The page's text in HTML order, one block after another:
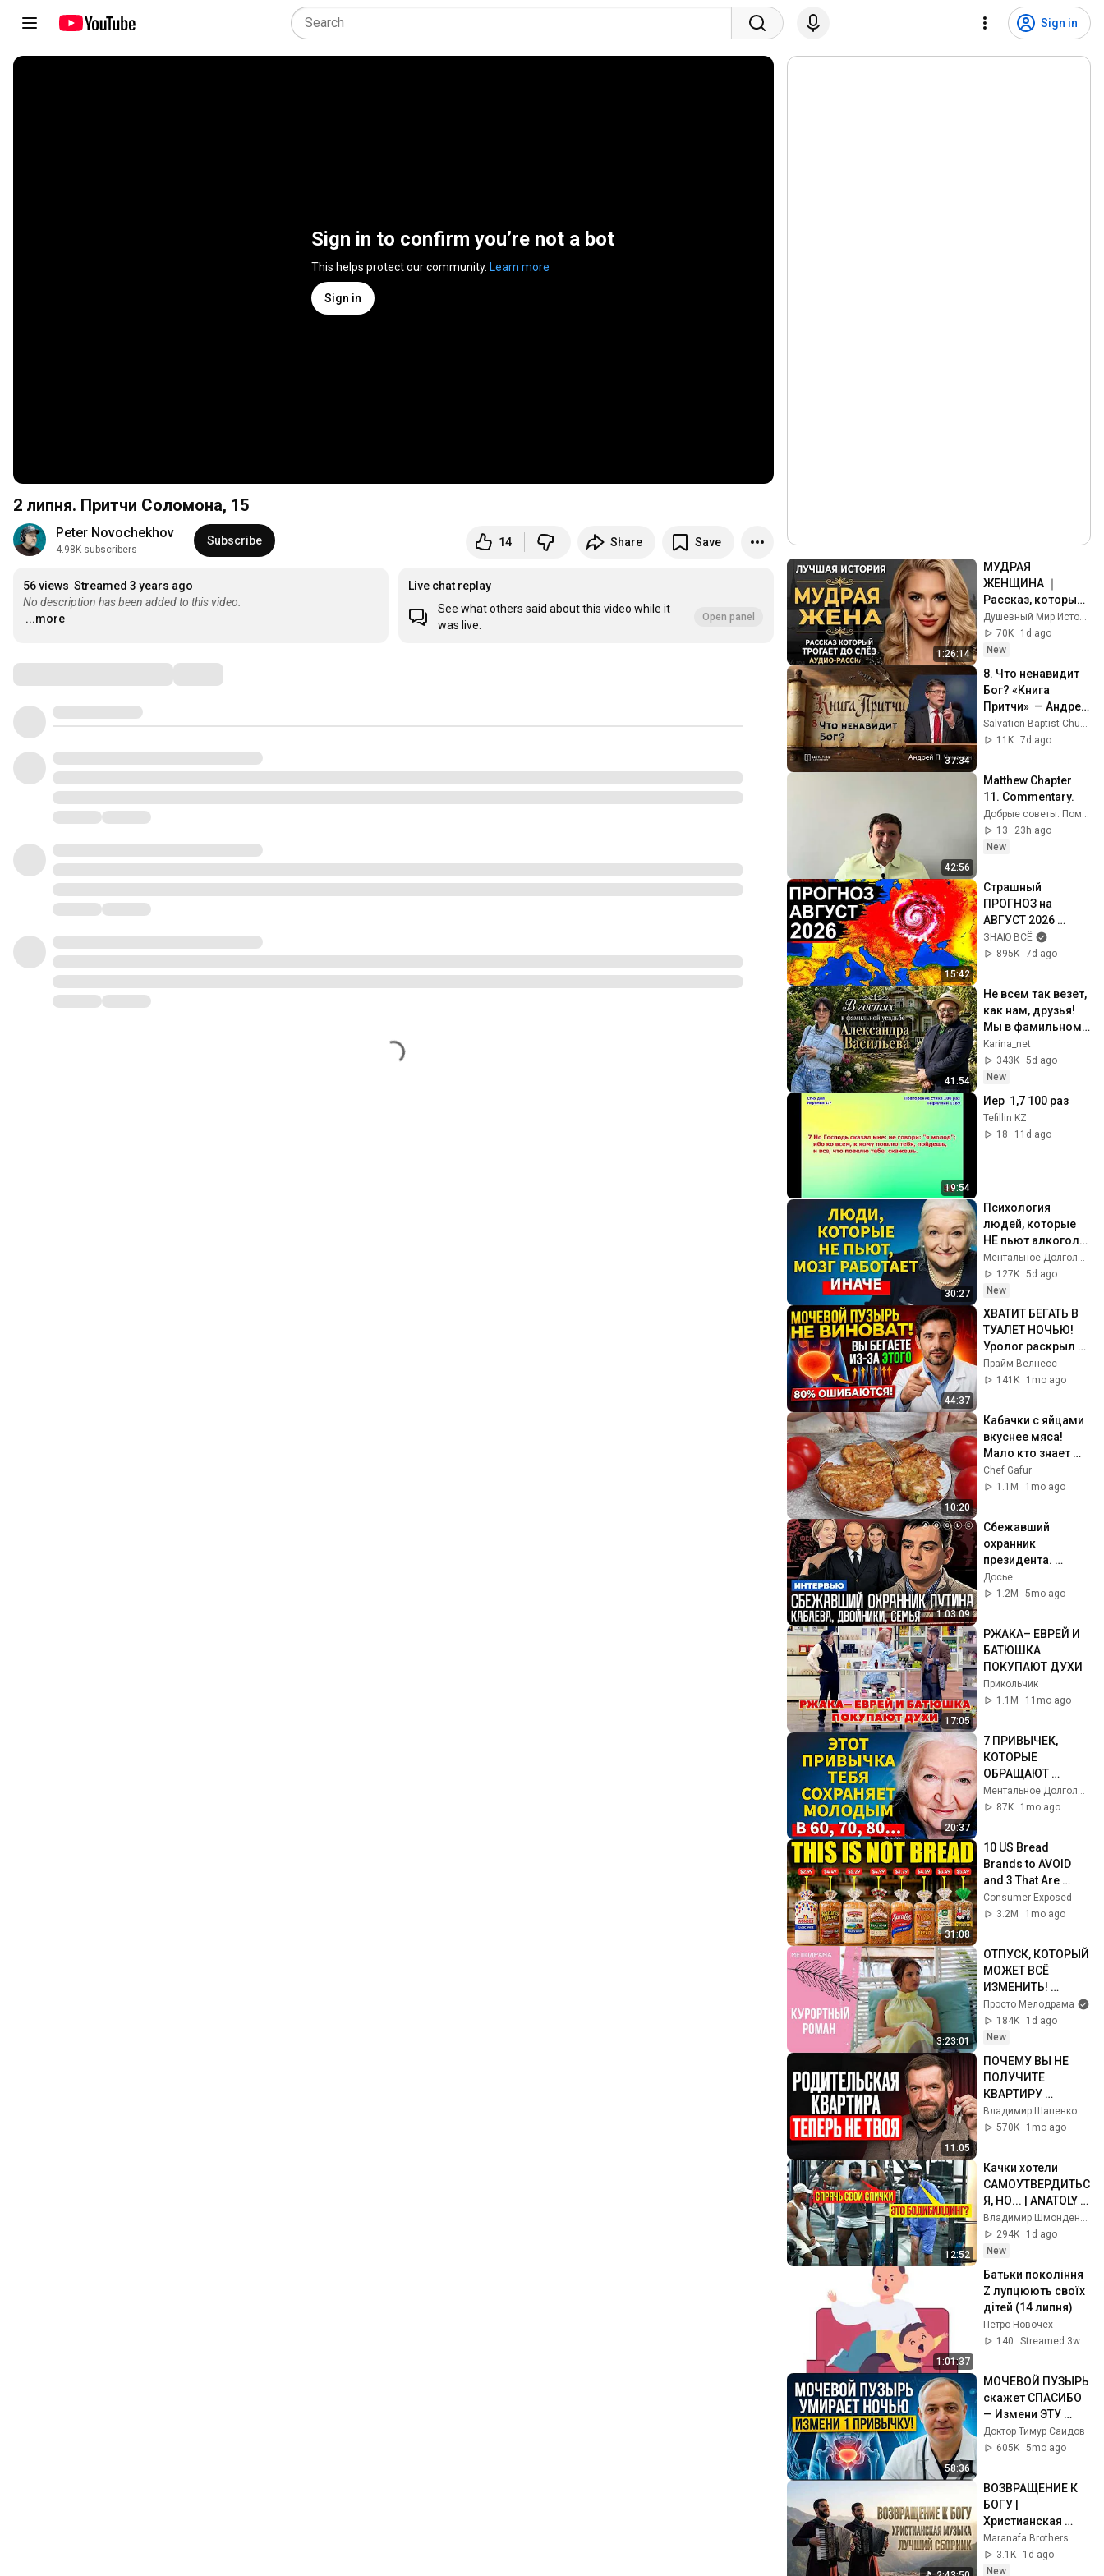
Sign in
Sign in to confirm you’re not a bot
This helps protect our community. Learn more
Sign in
2 липня. Притчи Соломона, 15
Peter Novochekhov
4.98K subscribers
Subscribe 14 Share Save
56 views Streamed 3 years ago
No description has been added to this video.
...more
Live chat replay
See what others said about this video while it
was live.
Open panel
1:26:14
МУДРАЯ
ЖЕНЩИНА ｜
Рассказ, который
трогает до
глубины души.
Очень сильная
рассказ.
Душевный Мир Историй
70K
1d ago
New
37:34
8. Что ненавидит
Бог? «Книга
Притчи»  — Андрей
П. Чумакин
#salvationbc
Salvation Baptist Church
11K 7d ago
42:56
Matthew Chapter
11. Commentary.
Добрые советы. Поможет тем кто верит.
13
23h ago
New
15:42
Страшный
ПРОГНОЗ на
АВГУСТ 2026
Пугает! Резкий
разворот погоды.
ЗНАЮ ВСЁ
895K 7d ago
41:54
Не всем так везет,
как нам, друзья!
Мы в фамильном
поместье
Александра
Васильева в Литве
Karina_net
343K 5d ago
New
19:54
Иер  1,7 100 раз
Tefillin KZ
18
11d ago
30:27
Психология
людей, которые
НЕ пьют алкоголь
(согласно
нейронауке) |
Татьяна
Черниговская
Ментальное Долголетие and 2 more
127K 5d ago
New
44:37
ХВАТИТ БЕГАТЬ В
ТУАЛЕТ НОЧЬЮ!
Уролог раскрыл
простой способ
успокоить
Прайм Велнесс
141K
1mo ago
10:20
Кабачки с яйцами
вкуснее мяса!
Мало кто знает
секрет! Бабушка
научила готовить
Chef Gafur
1.1M
1mo ago
1:03:09
Сбежавший
охранник
президента.
Кабаева. Семья.
Дворцы.
Интервью
Досье
1.2M
5mo ago
17:05
РЖАКА– ЕВРЕЙ И
БАТЮШКА
ПОКУПАЮТ ДУХИ
Прикольчик
1.1M
11mo ago
20:37
7 ПРИВЫЧЕК,
КОТОРЫЕ
ОБРАЩАЮТ
СТАРЕНИЕ ВСПЯТЬ
ПОСЛЕ 60 ЛЕТ |
Ментальное Долголетие
87K
1mo ago
31:08
10 US Bread
Brands to AVOID
and 3 That Are
Actually Safe
Consumer Exposed
3.2M
1mo ago
3:23:01
ОТПУСК, КОТОРЫЙ
МОЖЕТ ВСЁ
ИЗМЕНИТЬ!
Курортный роман.
Все серии
Просто Мелодрама
184K
1d ago
New
11:05
ПОЧЕМУ ВЫ НЕ
ПОЛУЧИТЕ
КВАРТИРУ
РОДИТЕЛЕЙ?
Новые правила
Владимир Шапенко — Юрист для Бизнеса
570K
1mo ago
12:52
Качки хотели
САМОУТВЕРДИТЬС
Я, НО... | ANATOLY
Gym Prank
Владимир Шмонденко
294K
1d ago
New
1:01:37
Батьки покоління
Z лупцюють своїх
дітей (14 липня)
Петро Новочех
140
58:36
МОЧЕВОЙ ПУЗЫРЬ
скажет СПАСИБО
— Измени ЭТУ
ПРИВЫЧКУ и БОЛЬ
УЙДЕТ
Доктор Тимур Саидов
605K 5mo ago
ВОЗВРАЩЕНИЕ К
БОГУ |
Христианская
музыка | Лучший
сборник |
Maranatha
Maranafa Brothers
3.1K
1d ago
New